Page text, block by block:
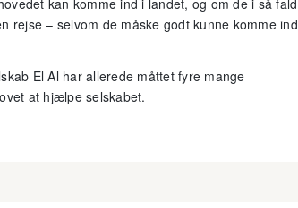
kan komme ind i landet, og om de i så fald
– selvom de måske godt kunne komme ind
El Al har allerede måttet fyre mange
at hjælpe selskabet.